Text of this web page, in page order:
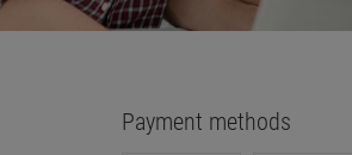
Payment methods